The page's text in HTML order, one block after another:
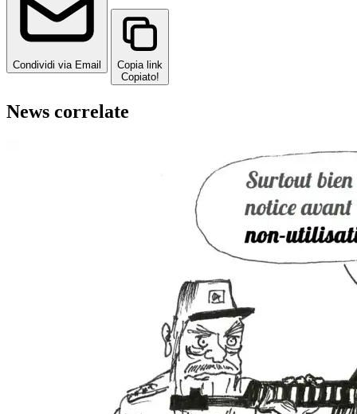
Condividi via Email
Copia link
Copiato!
News correlate